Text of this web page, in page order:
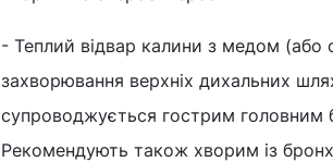
- Теплий відвар калини з медом (або
захворювання верхніх дихальних
супроводжується гострим головним
Рекомендують також хворим із